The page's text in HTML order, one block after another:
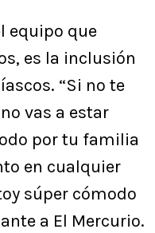
equipo que
es la inclusión
“Si no te
vas a estar
por tu familia
en cualquier
súper cómodo
a El Mercurio.